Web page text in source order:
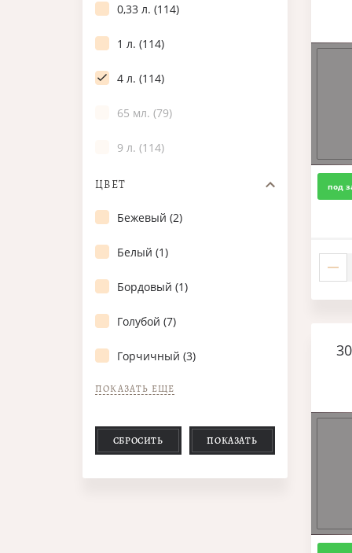
0,33 л. (114)
1 л. (114)
4 л. (114)
65 мл. (79)
9 л. (114)
ЦВЕТ
Бежевый (2)
Белый (1)
Бордовый (1)
Голубой (7)
Горчичный (3)
ПОКАЗАТЬ ЕЩЕ
СБРОСИТЬ ПОКАЗАТЬ
под